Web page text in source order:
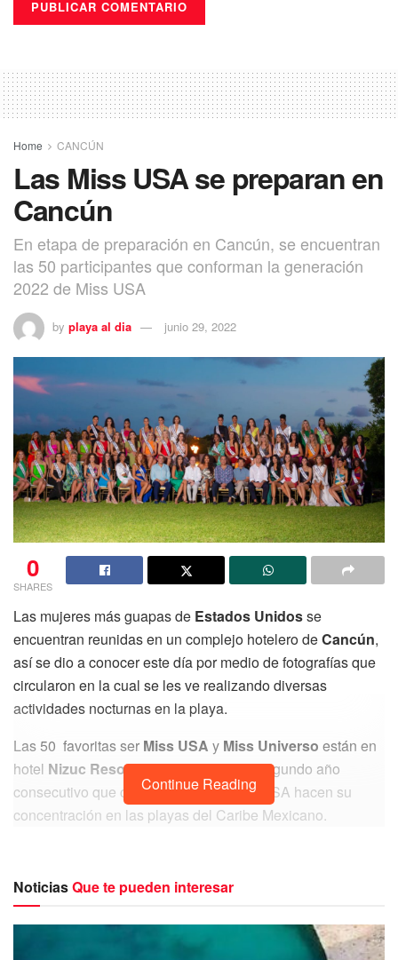
Home CANCÚN
Las Miss USA se preparan en
Cancún
En etapa de preparación en Cancún, se encuentran
las 50 participantes que conforman la generación
2022 de Miss USA
by playa al dia junio 29, 2022
0
SHARES
Las mujeres más guapas de Estados Unidosse
encuentran reunidas en un complejo hotelero deCancún,
así se dio a conocer este día por medio de fotografías que
circularon en la cual se les ve realizando diversas
actividades nocturnas en la playa.
Las 50 favoritas ser Miss USA y Miss Universo están en
hotel Nizuc Resort & Spay este es el segundo año
consecutivo que concursantes de Miss USA hacen su
concentración en las playas del Caribe Mexicano.
https://t.co/4CuqLc0kfp
— playaaldia (@playaaldia)
June 29, 2022
Continue Reading
NoticiasQue te pueden interesar